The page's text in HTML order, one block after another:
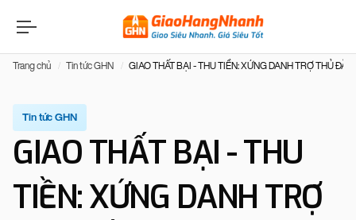
Trang chủ Tin tức GHN GIAO THẤT BẠI - THU TIỀN: XỨNG DANH TRỢ THỦ
Tin tức GHN
GIAO THẤT BẠI - THU
TIỀN: XỨNG DANH TRỢ